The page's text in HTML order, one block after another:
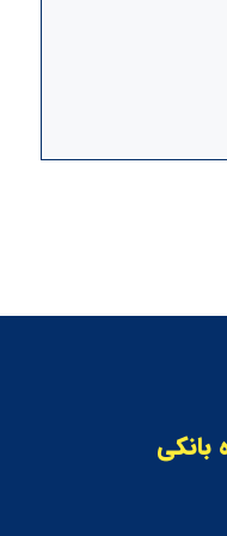
بانکی